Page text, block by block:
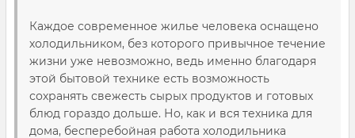
Каждое современное жилье человека оснащено
холодильником, без которого привычное течение
жизни уже невозможно, ведь именно благодаря
этой бытовой технике есть возможность
сохранять свежесть сырых продуктов и готовых
блюд гораздо дольше. Но, как и вся техника для
дома, бесперебойная работа холодильника